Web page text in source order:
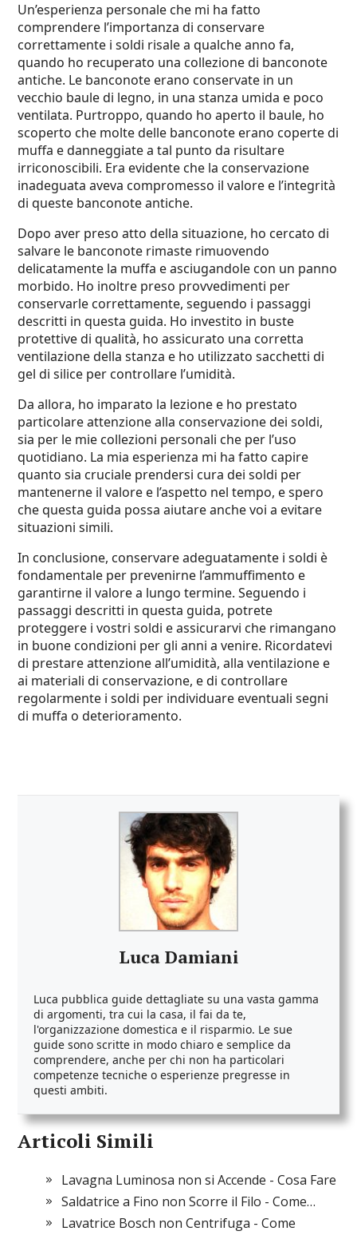
Un’esperienza personale che mi ha fatto
comprendere l’importanza di conservare
correttamente i soldi risale a qualche anno fa,
quando ho recuperato una collezione di banconote
antiche. Le banconote erano conservate in un
vecchio baule di legno, in una stanza umida e poco
ventilata. Purtroppo, quando ho aperto il baule, ho
scoperto che molte delle banconote erano coperte di
muffa e danneggiate a tal punto da risultare
irriconoscibili. Era evidente che la conservazione
inadeguata aveva compromesso il valore e l’integrità
di queste banconote antiche.
Dopo aver preso atto della situazione, ho cercato di
salvare le banconote rimaste rimuovendo
delicatamente la muffa e asciugandole con un panno
morbido. Ho inoltre preso provvedimenti per
conservarle correttamente, seguendo i passaggi
descritti in questa guida. Ho investito in buste
protettive di qualità, ho assicurato una corretta
ventilazione della stanza e ho utilizzato sacchetti di
gel di silice per controllare l’umidità.
Da allora, ho imparato la lezione e ho prestato
particolare attenzione alla conservazione dei soldi,
sia per le mie collezioni personali che per l’uso
quotidiano. La mia esperienza mi ha fatto capire
quanto sia cruciale prendersi cura dei soldi per
mantenerne il valore e l’aspetto nel tempo, e spero
che questa guida possa aiutare anche voi a evitare
situazioni simili.
In conclusione, conservare adeguatamente i soldi è
fondamentale per prevenirne l’ammuffimento e
garantirne il valore a lungo termine. Seguendo i
passaggi descritti in questa guida, potrete
proteggere i vostri soldi e assicurarvi che rimangano
in buone condizioni per gli anni a venire. Ricordatevi
di prestare attenzione all’umidità, alla ventilazione e
ai materiali di conservazione, e di controllare
regolarmente i soldi per individuare eventuali segni
di muffa o deterioramento.
Luca Damiani
Luca pubblica guide dettagliate su una vasta gamma
di argomenti, tra cui la casa, il fai da te,
l'organizzazione domestica e il risparmio. Le sue
guide sono scritte in modo chiaro e semplice da
comprendere, anche per chi non ha particolari
competenze tecniche o esperienze pregresse in
questi ambiti.
Articoli Simili
Lavagna Luminosa non si Accende - Cosa Fare
Saldatrice a Fino non Scorre il Filo - Come…
Lavatrice Bosch non Centrifuga - Come